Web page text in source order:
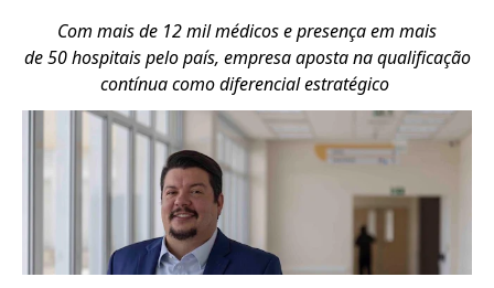
Com mais de 12milmédicos e presença em mais
de50hospitais pelo país, empresa aposta na qualificação
contínua como diferencial estratégico